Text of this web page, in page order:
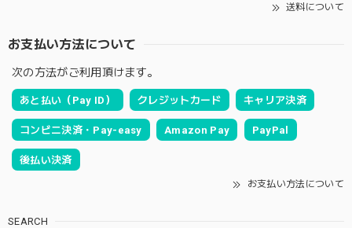
送料について
お支払い方法について
次の方法がご利用頂けます。
あと払い（Pay ID） クレジットカード キャリア決済
コンビニ決済・Pay-easy Amazon Pay PayPal
後払い決済
お支払い方法について
SEARCH